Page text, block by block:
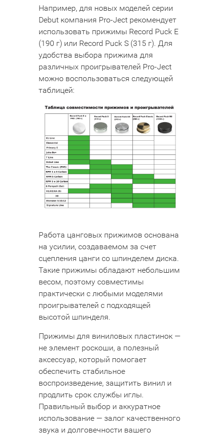
Например, для новых моделей серии
Debut компания Pro-Ject рекомендует
использовать прижимы Record Puck E
(190 г) или Record Puck S (315 г). Для
удобства выбора прижима для
различных проигрывателей Pro-Ject
можно воспользоваться следующей
таблицей:
Работа цанговых прижимов основана
на усилии, создаваемом за счет
сцепления цанги со шпинделем диска.
Такие прижимы обладают небольшим
весом, поэтому совместимы
практически с любыми моделями
проигрывателей с подходящей
высотой шпинделя.
Прижимы для виниловых пластинок —
не элемент роскоши, а полезный
аксессуар, который помогает
обеспечить стабильное
воспроизведение, защитить винил и
продлить срок службы иглы.
Правильный выбор и аккуратное
использование — залог качественного
звука и долговечности вашего